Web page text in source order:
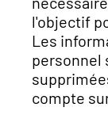
l'objectif
Les
personnel
compte